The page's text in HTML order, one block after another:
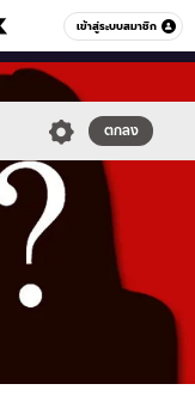
เข้าสู่ระบบสมาชิก
หมวดอื่นๆ
ตกลง